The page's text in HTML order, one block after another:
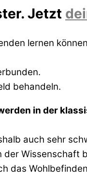
Jetzt
lernen
behandeln.
in der
auch sehr
Wissenschaft
das